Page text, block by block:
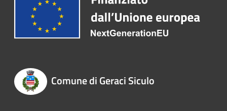
Comune di Geraci Siculo